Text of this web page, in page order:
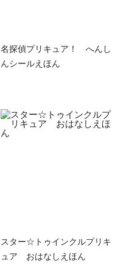
名探偵プリキュア！ へんし
んシールえほん
スター☆トゥインクルプリキ
ュア おはなしえほん